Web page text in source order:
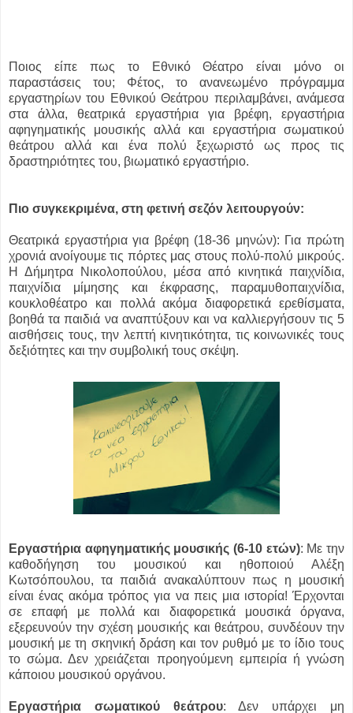
Ποιος είπε πως το Εθνικό Θέατρο είναι μόνο οι
παραστάσεις του; Φέτος, το ανανεωμένο πρόγραμμα
εργαστηρίων του Εθνικού Θεάτρου περιλαμβάνει, ανάμεσα
στα άλλα, θεατρικά εργαστήρια για βρέφη, εργαστήρια
αφηγηματικής μουσικής αλλά και εργαστήρια σωματικού
θεάτρου αλλά και ένα πολύ ξεχωριστό ως προς τις
δραστηριότητες του, βιωματικό εργαστήριο.
Πιο συγκεκριμένα, στη φετινή σεζόν λειτουργούν:
Θεατρικά εργαστήρια για βρέφη (18-36 μηνών): Για πρώτη
χρονιά ανοίγουμε τις πόρτες μας στους πολύ-πολύ μικρούς.
Η Δήμητρα Νικολοπούλου, μέσα από κινητικά παιχνίδια,
παιχνίδια μίμησης και έκφρασης, παραμυθοπαιχνίδια,
κουκλοθέατρο και πολλά ακόμα διαφορετικά ερεθίσματα,
βοηθά τα παιδιά να αναπτύξουν και να καλλιεργήσουν τις 5
αισθήσεις τους, την λεπτή κινητικότητα, τις κοινωνικές τους
δεξιότητες και την συμβολική τους σκέψη.
Εργαστήρια αφηγηματικής μουσικής (6-10 ετών): Με την
καθοδήγηση του μουσικού και ηθοποιού Αλέξη
Κωτσόπουλου, τα παιδιά ανακαλύπτουν πως η μουσική
είναι ένας ακόμα τρόπος για να πεις μια ιστορία! Έρχονται
σε επαφή με πολλά και διαφορετικά μουσικά όργανα,
εξερευνούν την σχέση μουσικής και θεάτρου, συνδέουν την
μουσική με τη σκηνική δράση και τον ρυθμό με το ίδιο τους
το σώμα. Δεν χρειάζεται προηγούμενη εμπειρία ή γνώση
κάποιου μουσικού οργάνου.
Εργαστήρια σωματικού θεάτρου: Δεν υπάρχει μη